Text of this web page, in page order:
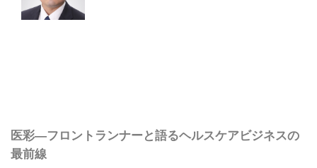
医彩―フロントランナーと語るヘルスケアビジネスの
最前線